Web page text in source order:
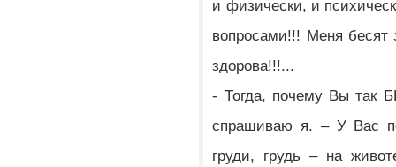
и физически, и
вопросами!!! Меня бесят
здорова!!!...
- Тогда, почему Вы так
спрашиваю я. – У Вас
груди, грудь – на